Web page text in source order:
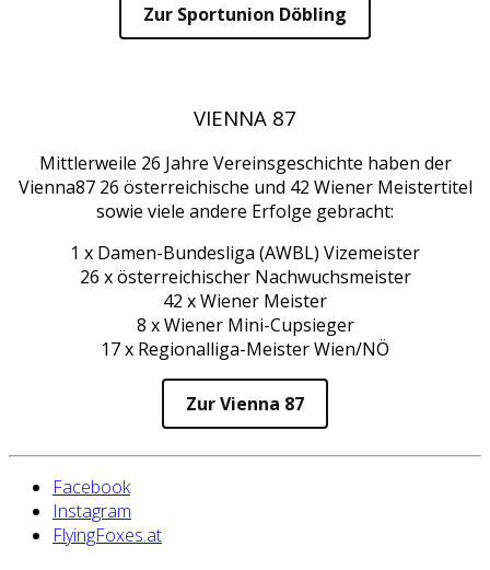
Zur Sportunion Döbling
VIENNA 87
Mittlerweile 26 Jahre Vereinsgeschichte haben der
Vienna87 26 österreichische und 42 Wiener Meistertitel
sowie viele andere Erfolge gebracht:
1 x Damen-Bundesliga (AWBL) Vizemeister
26 x österreichischer Nachwuchsmeister
42 x Wiener Meister
8 x Wiener Mini-Cupsieger
17 x Regionalliga-Meister Wien/NÖ
Zur Vienna 87
Facebook
Instagram
FlyingFoxes.at